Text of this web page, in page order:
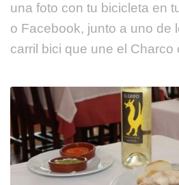
una foto con tu bicicleta en
o Facebook, junto a uno de
carril bici que une el Charco